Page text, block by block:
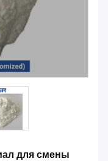
для смены